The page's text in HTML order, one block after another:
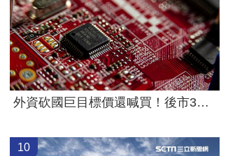
外資砍國巨目標價還喊買！後市3指標曝
10